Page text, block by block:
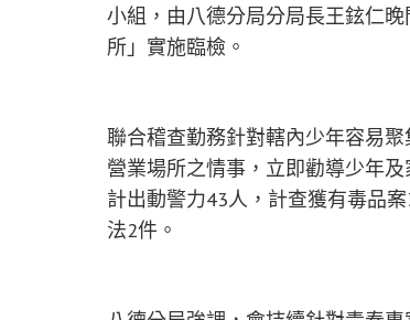
小組，由八德分局分局長王鉉仁
所」實施臨檢。
聯合稽查勤務針對轄內少年容易
營業場所之情事，立即勸導少年
計出動警力43人，計查獲有毒品
法2件。